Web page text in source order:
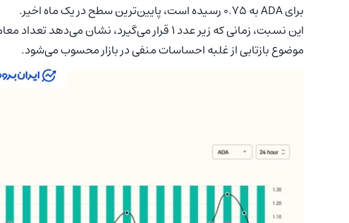
برای ADA به ۰.۷۵ رسیده است، پایین‌ترین سطح در یک ماه اخیر.
این نسبت، زمانی که زیر عدد ۱ قرار می‌گیرد،
موضوع بازتابی از غلبه احساسات منفی در بازار محسوب می‌شود.